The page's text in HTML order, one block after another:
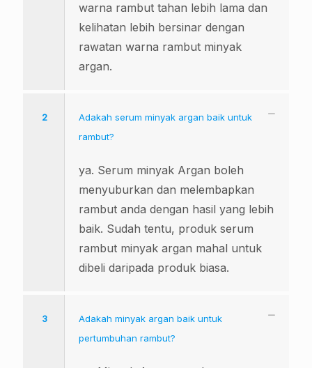
warna rambut tahan lebih lama dan
kelihatan lebih bersinar dengan
rawatan warna rambut minyak
argan.
2
Adakah serum minyak argan baik untuk
rambut?
ya. Serum minyak Argan boleh
menyuburkan dan melembapkan
rambut anda dengan hasil yang lebih
baik. Sudah tentu, produk serum
rambut minyak argan mahal untuk
dibeli daripada produk biasa.
3
Adakah minyak argan baik untuk
pertumbuhan rambut?